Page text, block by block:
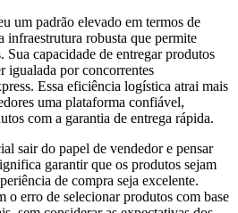
um padrão elevado em termos de
robusta que permite
Sua capacidade de entregar produtos
igualada por concorrentes
Essa eficiência logística atrai mais
uma plataforma confiável,
com a garantia de entrega rápida.
sair do papel de vendedor e pensar
garantir que os produtos sejam
de compra seja excelente.
o erro de selecionar produtos com base